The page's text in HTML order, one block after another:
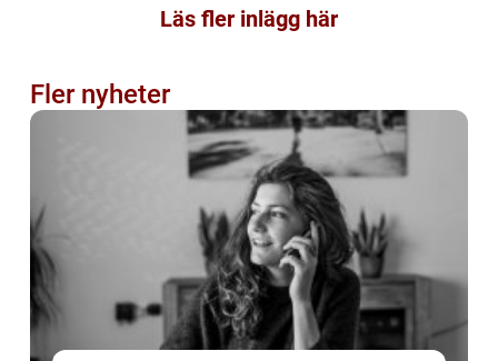
Läs fler inlägg här
Fler nyheter